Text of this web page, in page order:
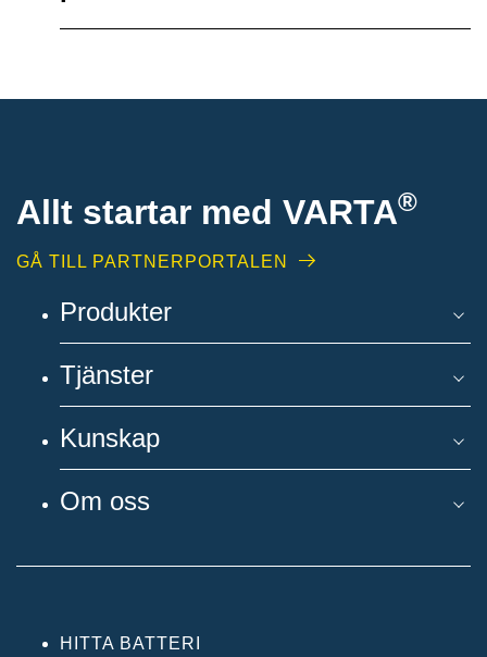
Allt startar med VARTA®
GÅ TILL PARTNERPORTALEN
Produkter
Tjänster
Kunskap
Om oss
HITTA BATTERI